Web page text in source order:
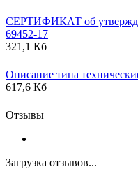
СЕРТИФИКАТ об
69452-17
321,1 Кб
Описание типа
617,6 Кб
Отзывы
Загрузка отзывов...